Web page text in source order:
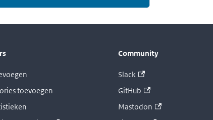
toevoegen
Community
Slack
GitHub
Mastodon